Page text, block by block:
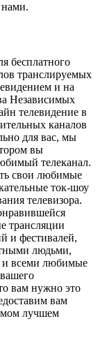
бесплатного
транслируемых
и на
Независимых
телевидение в
каналов
для вас, мы
вы
телеканал.
свои любимые
ток-шоу
телевизора.
трансляции
и фестивалей,
людьми,
и всеми любимые
вам нужно это
вам
лучшем